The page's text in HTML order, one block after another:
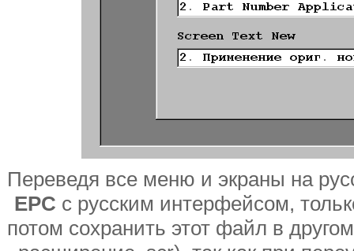
Переведя все меню и экраны на
EPC с русским интерфейсом,
потом сохранить этот файл в